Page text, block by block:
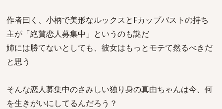
作者曰く、小柄で美形なルックスとFカップバストの持ち
主が「絶賛恋人募集中」というのも謎だ
姉には勝てないとしても、彼女はもっとモテて然るべきだ
と思う
そんな恋人募集中のさみしい独り身の真由ちゃんは今、何
を生きがいにしてるんだろう？